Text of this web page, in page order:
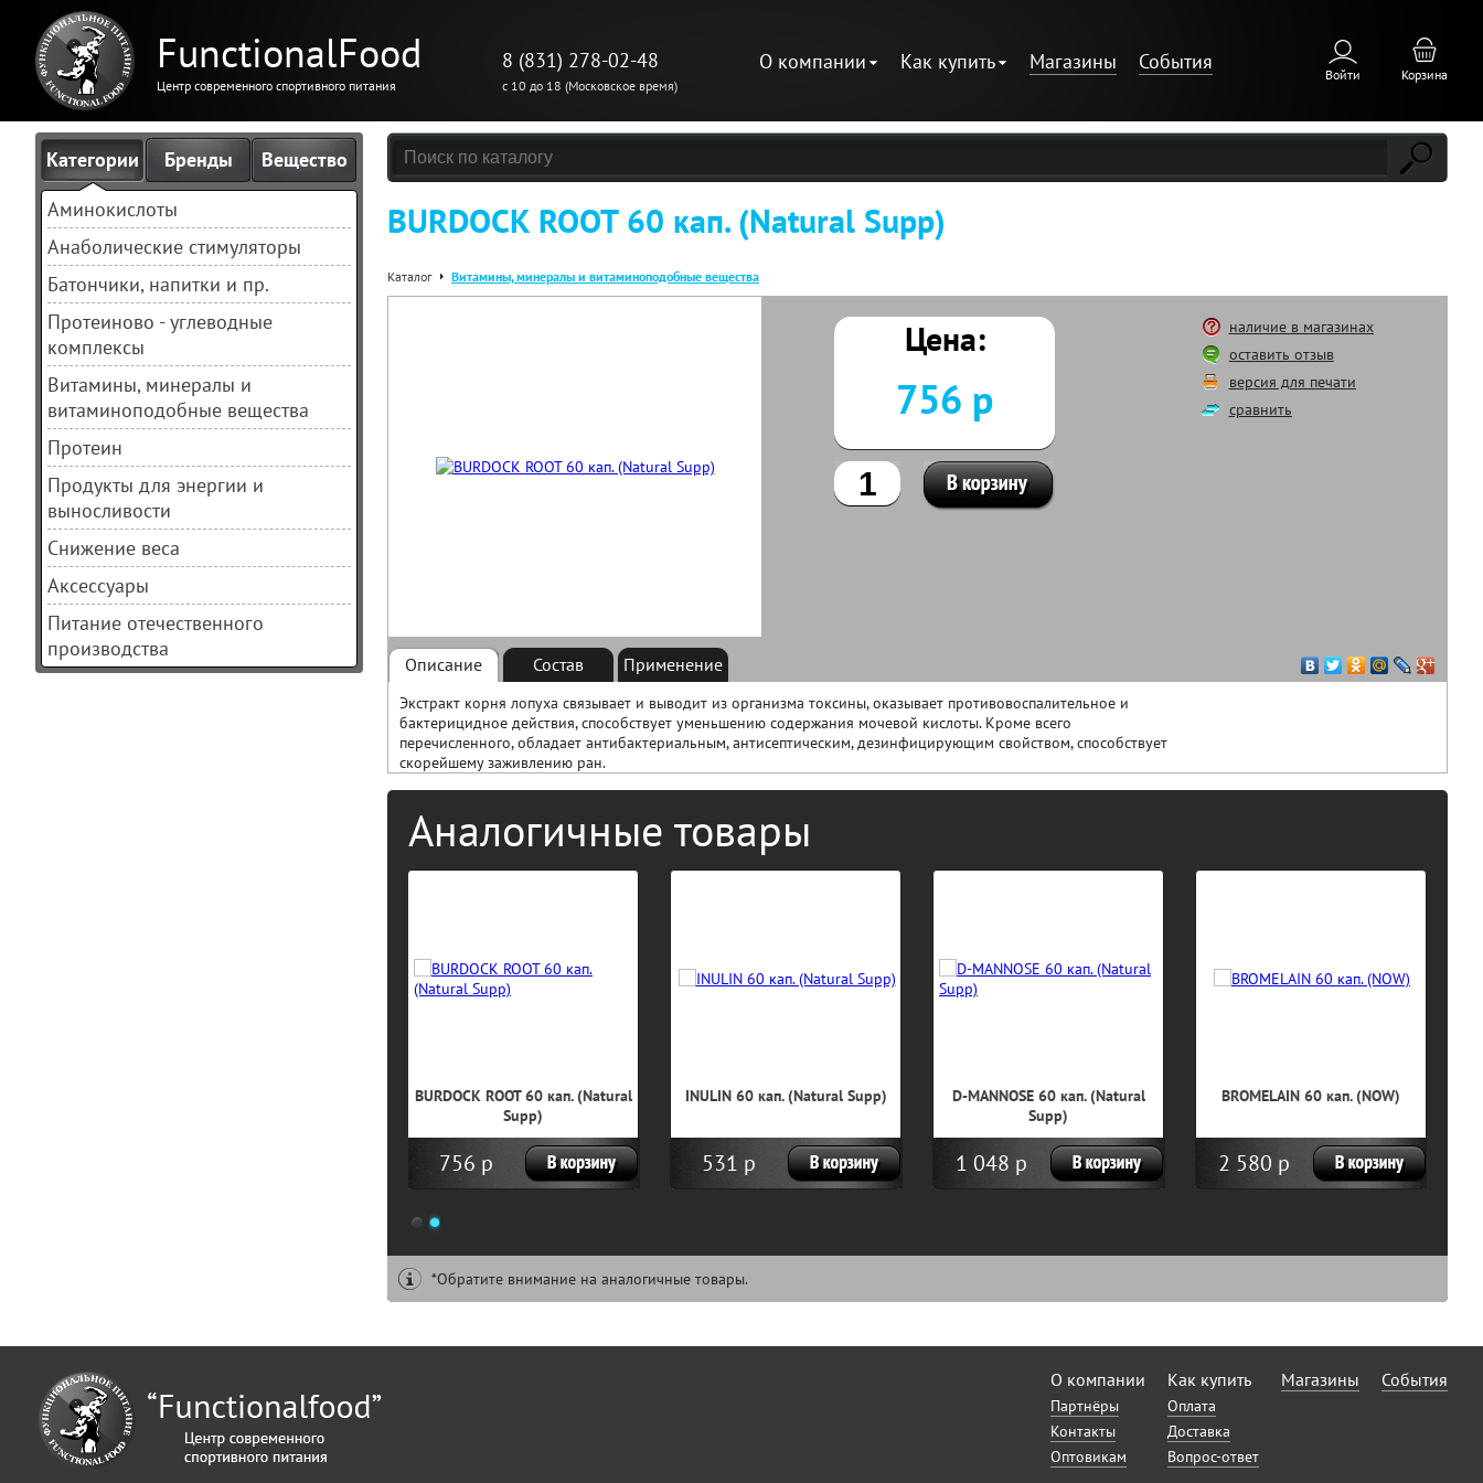
FunctionalFood
Центр современного спортивного питания
8 (831) 278-02-48
с 10 до 18 (Московское время)
О компании Как купить Магазины События
Войти Корзина
Категории Бренды
Вещество
Аминокислоты
Анаболические стимуляторы
Батончики, напитки и пр.
Протеиново - углеводные
комплексы
Витамины, минералы и
витаминоподобные вещества
Протеин
Продукты для энергии и
выносливости
Снижение веса
Аксессуары
Питание отечественного
производства
BURDOCK ROOT 60 кап. (Natural Supp)
Каталог Витамины, минералы и витаминоподобные вещества
Цена:
756 р
наличие в магазинах
оставить отзыв
версия для печати
сравнить
Описание Состав Применение
Экстракт корня лопуха связывает и выводит из организма токсины, оказывает противовоспалительное и
бактерицидное действия, способствует уменьшению содержания мочевой кислоты. Кроме всего
перечисленного, обладает антибактериальным, антисептическим, дезинфицирующим свойством, способствует
скорейшему заживлению ран.
Аналогичные товары
BURDOCK ROOT 60 кап. (Natural
Supp)
756 р
INULIN 60 кап. (Natural Supp)
531 р
D-MANNOSE 60 кап. (Natural
Supp)
1 048 р
BROMELAIN 60 кап. (NOW)
2 580 р
1
*Обратите внимание на аналогичные товары.
О компании
Партнёры
Контакты
Оптовикам
Как купить
Оплата
Доставка
Вопрос-ответ
Магазины События